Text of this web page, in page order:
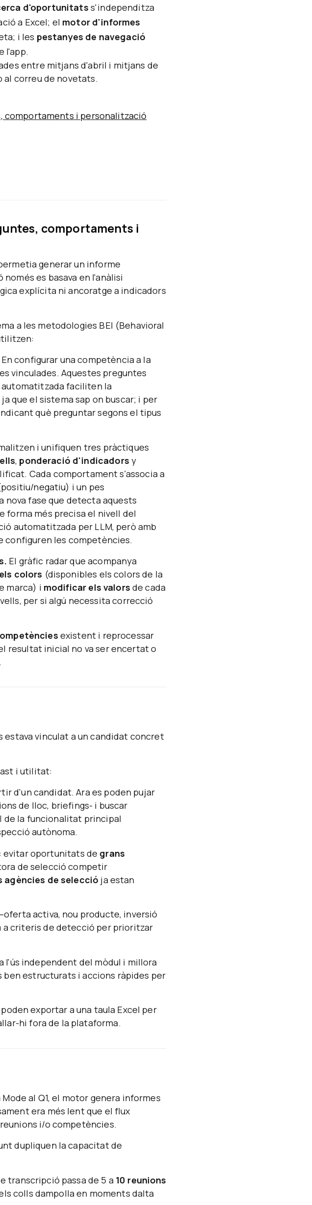
d'oportunitats s'independitza
a Excel; el motor d'informes
i les pestanyes de navegació
l'app.
entre mitjans d'abril i mitjans de
al correu de novetats.
comportaments i personalització
comportaments i
generar un informe
es basava en l'anàlisi
explícita ni ancoratge a indicadors
a les metodologies BEI (Behavioral
En configurar una competència a la
vinculades. Aquestes preguntes
automatitzada faciliten la
que el sistema sap on buscar; i per
què preguntar segons el tipus
i unifiquen tres pràctiques
, ponderació d'indicadors y
Cada comportament s'associa a
negatiu) i un pes
nova fase que detecta aquests
forma més precisa el nivell del
automatitzada per LLM, però amb
configuren les competències.
El gràfic radar que acompanya
colors (disponibles els colors de la
marca) i modificar els valors de cada
per si algú necessita correcció
existent i reprocessar
resultat inicial no va ser encertat o
vinculat a un candidat concret
i utilitat:
d'un candidat. Ara es poden pujar
de lloc, briefings- i buscar
de la funcionalitat principal
autònoma.
evitar oportunitats de grans
de selecció competir
agències de selecció ja estan
activa, nou producte, inversió
a criteris de detecció per prioritzar
l'ús independent del mòdul i millora
ben estructurats i accions ràpides per
exportar a una taula Excel per
hi fora de la plataforma.
al Q1, el motor genera informes
era més lent que el flux
i/o competències.
dupliquen la capacitat de
transcripció passa de 5 a 10 reunions
colls dampolla en moments dalta